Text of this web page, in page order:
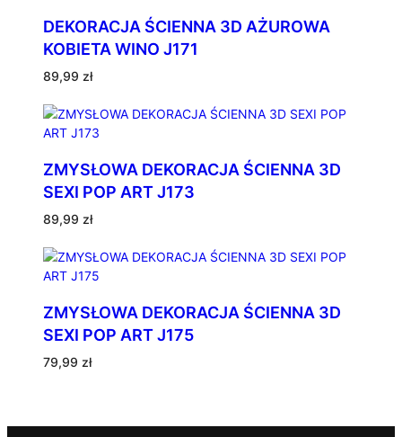
DEKORACJA ŚCIENNA 3D AŻUROWA
KOBIETA WINO J171
89,99 zł
ZMYSŁOWA DEKORACJA ŚCIENNA 3D
SEXI POP ART J173
89,99 zł
ZMYSŁOWA DEKORACJA ŚCIENNA 3D
SEXI POP ART J175
79,99 zł